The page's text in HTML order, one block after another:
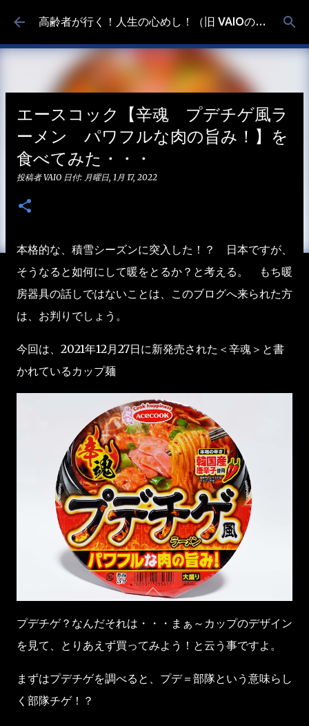
スキップしてメイン コンテンツに移動 高齢者が行く！人生の心めし！（旧 VAIOの食べ歩き）
エースコック【辛魂 プデチゲ風ラ
ーメン パワフルな肉の旨み！】を
食べてみた・・・
投稿者VAIO 日付: 月曜日, 1月 17, 2022
本格的な、積雪シーズンに突入した！？ 日本ですが、
そうなると如何にして暖をとるか？と考える。 もち暖
房器具の話しではないことは、このブログへ来られた方
は、お判りでしょう。
今回は、2021年12月27日に新発売された＜辛魂＞と書
かれているカップ麺
プデチゲ？なんだそれは・・・まぁ～カップのデザイン
を見て、とりあえず買ってみよう！と云う事ですよ。
まずはプデチゲを調べると、プデ＝部隊という意味らし
く部隊チゲ！？